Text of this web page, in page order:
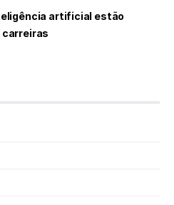
artificial estão
carreiras